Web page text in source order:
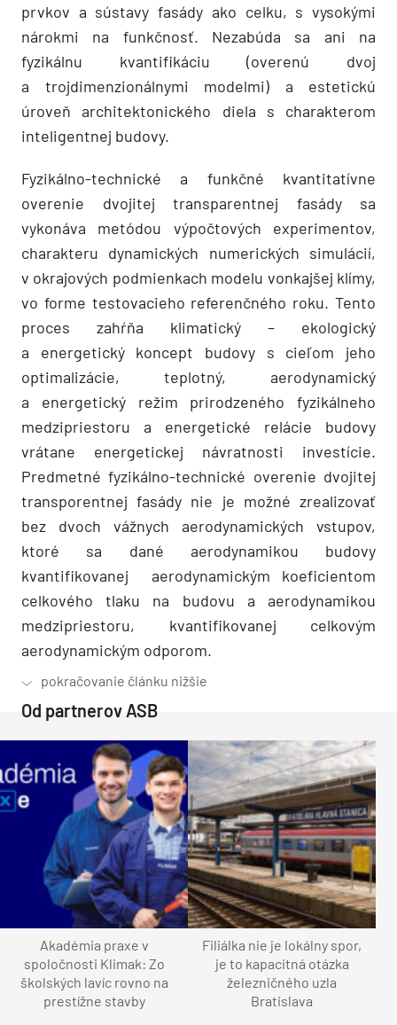
prvkov a sústavy fasády ako celku, s vysokými
nárokmi na funkčnosť. Nezabúda sa ani na
fyzikálnu kvantifikáciu (overenú dvoj
a trojdimenzionálnymi modelmi) a estetickú
úroveň architektonického diela s charakterom
inteligentnej budovy.
Fyzikálno-technické a funkčné kvantitatívne
overenie dvojitej transparentnej fasády sa
vykonáva metódou výpočtových experimentov,
charakteru dynamických numerických simulácií,
v okrajových podmienkach modelu vonkajšej klímy,
vo forme testovacieho referenčného roku. Tento
proces zahŕňa klimatický – ekologický
a energetický koncept budovy s cieľom jeho
optimalizácie, teplotný, aerodynamický
a energetický režim prirodzeného fyzikálneho
medzipriestoru a energetické relácie budovy
vrátane energetickej návratnosti investície.
Predmetné fyzikálno-technické overenie dvojitej
transporentnej fasády nie je možné zrealizovať
bez dvoch vážnych aerodynamických vstupov,
ktoré sa dané aerodynamikou budovy
kvantifikovanej aerodynamickým koeficientom
celkového tlaku na budovu a aerodynamikou
medzipriestoru, kvantifikovanej celkovým
aerodynamickým odporom.
Od partnerov ASB
Akadémia praxe v
spoločnosti Klimak: Zo
školských lavíc rovno na
prestížne stavby
Filiálka nie je lokálny spor,
je to kapacitná otázka
železničného uzla
Bratislava